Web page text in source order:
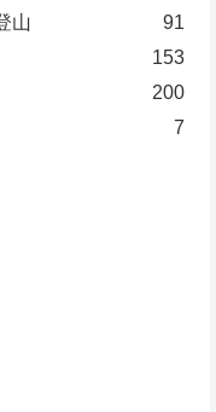
山
91
153
200
7